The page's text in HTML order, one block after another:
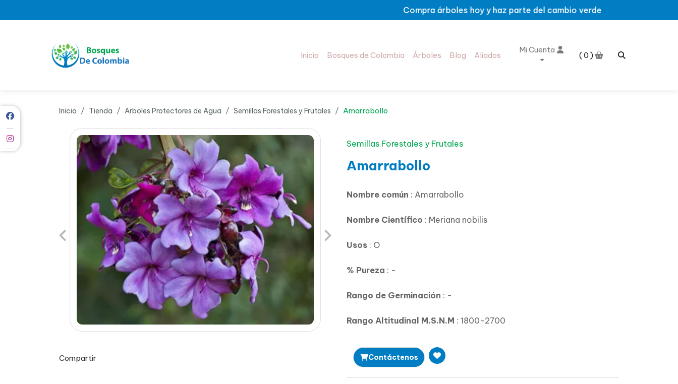
Compra árboles hoy y haz parte del cambio verde
Inicio Bosques de Colombia Árboles Blog Aliados
Mi Cuenta
0
Inicio Tienda Arboles Protectores de Agua Semillas Forestales y Frutales Amarrabollo
Previous Next
Compartir
Semillas Forestales y Frutales
Amarrabollo
Nombre común : Amarrabollo
Nombre Científico : Meriana nobilis
Usos : O
% Pureza : -
Rango de Germinación : -
Rango Altitudinal M.S.N.M : 1800-2700
Contáctenos